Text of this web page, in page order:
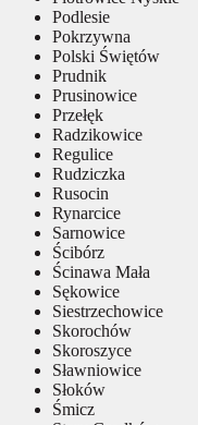
Podlesie
Pokrzywna
Polski Świętów
Prudnik
Prusinowice
Przełęk
Radzikowice
Regulice
Rudziczka
Rusocin
Rynarcice
Sarnowice
Ścibórz
Ścinawa Mała
Sękowice
Siestrzechowice
Skorochów
Skoroszyce
Sławniowice
Słoków
Śmicz